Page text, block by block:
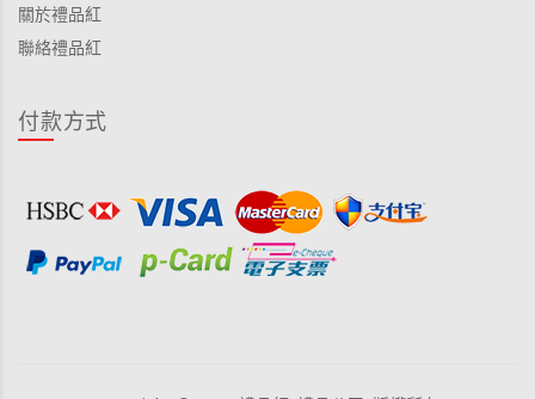
關於禮品紅
聯絡禮品紅
付款方式